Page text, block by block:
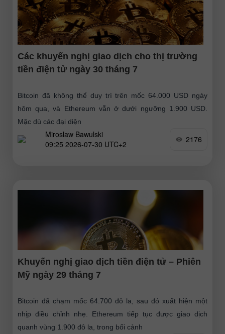
Các khuyến nghị giao dịch cho thị trường
tiền điện tử ngày 30 tháng 7
Bitcoin đã không thể duy trì trên mốc 64.000 USD ngày
hôm qua, và Ethereum vẫn ở dưới ngưỡng 1.900 USD.
Mặc dù các đại diện
Miroslaw Bawulski
09:25 2026-07-30 UTC+2
2176
Khuyến nghị giao dịch tiền điện tử – Phiên
Mỹ ngày 29 tháng 7
Bitcoin đã chạm mốc 64.700 đô la, sau đó xuất hiện một
nhịp điều chỉnh nhẹ. Ethereum tiếp tục được giao dịch
quanh vùng 1.900 đô la, trong bối cảnh